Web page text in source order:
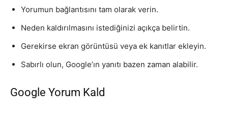
Yorumun bağlantısını tam olarak verin.
Neden kaldırılmasını istediğinizi açıkça belirtin.
Gerekirse ekran görüntüsü veya ek kanıtlar ekleyin.
Sabırlı olun, Google’ın yanıtı bazen zaman alabilir.
Google Yorum Kald